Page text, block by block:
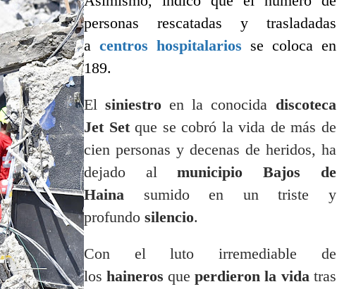
personas rescatadas y trasladadas
a centros hospitalarios se coloca en
189.
Elsiniestroen la conocida discoteca
Jet Setque se cobró la vida de más de
cien personas y decenas de heridos, ha
dejado almunicipio Bajos de
Haina sumido en un triste y
profundo silencio.
Con el luto irremediable de
loshaineros queperdieron la vidatras